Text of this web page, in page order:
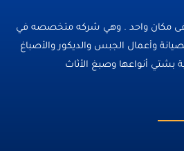
مكان واحد . وهي شركه متخصصه في
وأعمال الجبس والديكور والأصباغ
بشتي أنواعها وصبغ الأثاث